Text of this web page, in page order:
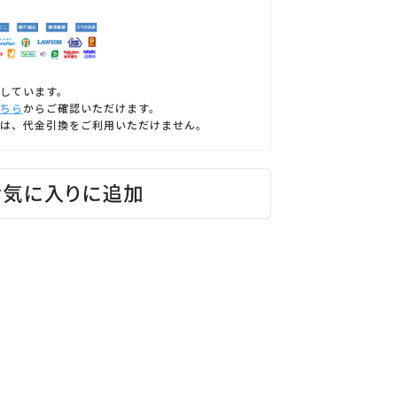
ています。
らからご確認いただけます。
、代金引換をご利用いただけません。